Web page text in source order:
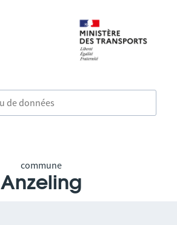
commune
Anzeling